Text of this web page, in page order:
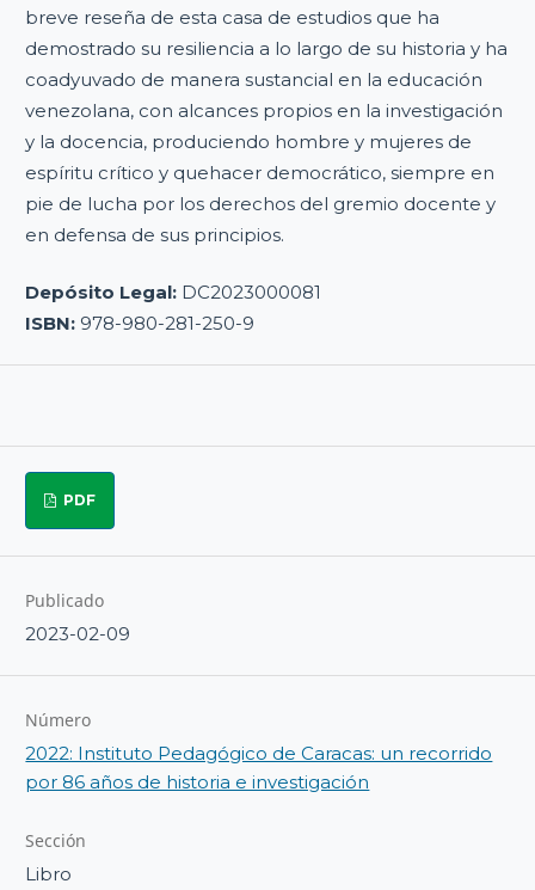
breve reseña de esta casa de estudios que ha
demostrado su resiliencia a lo largo de su historia y ha
coadyuvado de manera sustancial en la educación
venezolana, con alcances propios en la investigación
y la docencia, produciendo hombre y mujeres de
espíritu crítico y quehacer democrático, siempre en
pie de lucha por los derechos del gremio docente y
en defensa de sus principios.
Depósito Legal: DC2023000081
ISBN: 978-980-281-250-9
PDF
Publicado
2023-02-09
Número
2022: Instituto Pedagógico de Caracas: un recorrido
por 86 años de historia e investigación
Sección
Libro